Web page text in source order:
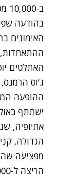
ב-10,000 מטרים ובעלה של טירונש דיבאבה.
בהודעה
האימונים
ההתאחדות,
האתלטים
ג'וס
ההופעה
ישתתף
אתיופיה,
הגדולה,
מפציעה
הריצה ל-10,000 מטרים.